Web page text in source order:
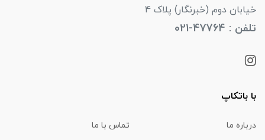
خیابان دوم (خبرنگار) پلاک 4
تلفن : 47764-021
با باتکاپ
درباره ما تماس با ما